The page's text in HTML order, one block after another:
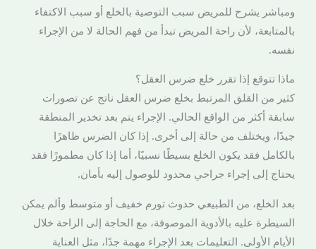
ومباشر يشرح للمريض سبب التوصية بالخلع أو سبب الاكتفاء
بالمتابعة، لأن راحة المريض تبدأ من فهم الحالة لا من الإجراء
نفسه.
ماذا تتوقع إذا تقرر خلع ضرس العقل؟
كثير من القلق المرتبط بخلع ضرس العقل ناتج عن تصورات
سابقة أكثر من الواقع الحالي. الإجراء يتم بعد تخدير المنطقة
جيدًا، ويختلف من حالة إلى أخرى. إذا كان الضرس ظاهرًا
بالكامل فقد يكون الخلع بسيطًا نسبيًا، أما إذا كان مطمورًا فقد
يحتاج إلى إجراء جراحي محدود للوصول إليه بأمان.
بعد الخلع، من الطبيعي حدوث تورم خفيف أو متوسط وألم يمكن
السيطرة عليه بالأدوية الموصوفة، مع الحاجة إلى الراحة خلال
الأيام الأولى. التعليمات بعد الإجراء مهمة جدًا، مثل العناية